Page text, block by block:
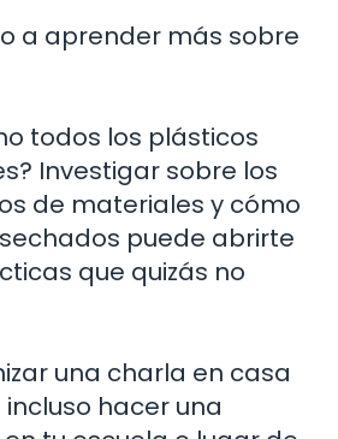
a aprender más sobre
todos los plásticos
Investigar sobre los
de materiales y cómo
puede abrirte
que quizás no
una charla en casa
hacer una